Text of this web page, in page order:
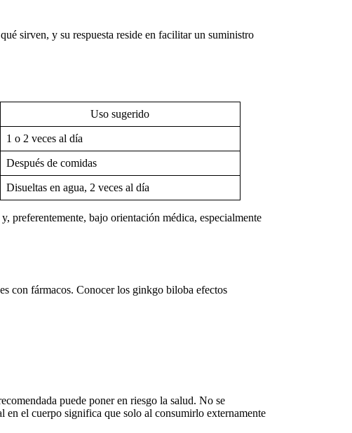
sirven, y su respuesta reside en facilitar un suministro
Uso sugerido
1 o 2 veces al día
Después de comidas
Disueltas en agua, 2 veces al día
preferentemente, bajo orientación médica, especialmente
con fármacos. Conocer los ginkgo biloba efectos
puede poner en riesgo la salud. No se
en el cuerpo significa que solo al consumirlo externamente